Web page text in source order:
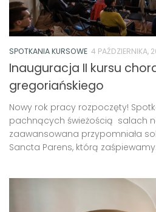
SPOTKANIA KURSOWE 4 PAŹDZIERNIKA,
Inauguracja II kursu
gregoriańskiego
Nowy rok pracy rozpoczęty!
pachnących świeżością salach
zaawansowana przypomniała
Sancta Parens, którą